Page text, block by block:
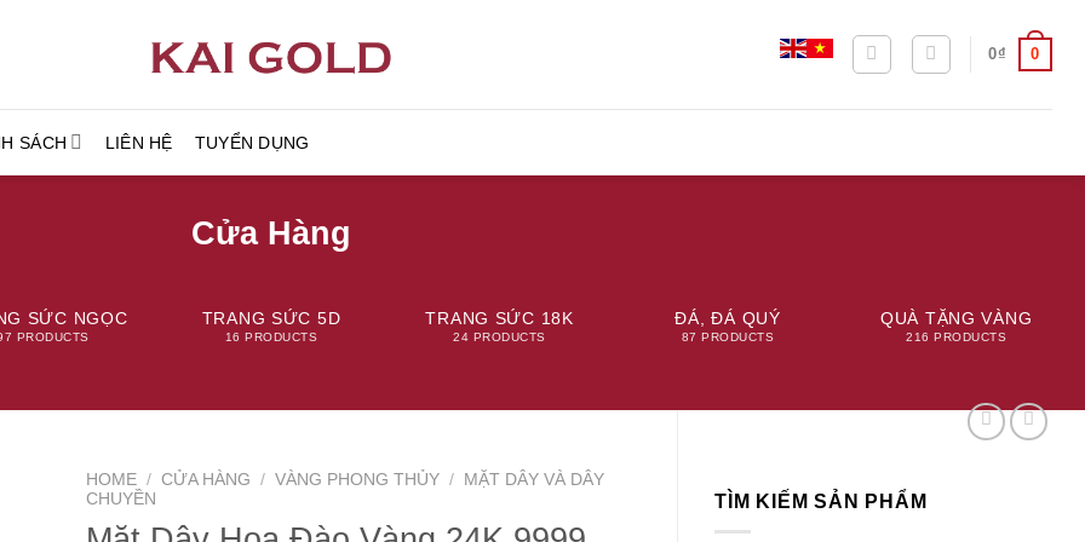
0₫ 0
SÁCH LIÊN HỆ TUYỂN DỤNG
Cửa Hàng
SỨC NGỌC
PRODUCTS
TRANG SỨC 5D
16 PRODUCTS
TRANG SỨC 18K
24 PRODUCTS
ĐÁ, ĐÁ QUÝ
87 PRODUCTS
QUÀ TẶNG VÀNG
216 PRODUCTS
TÌM KIẾM SẢN PHẨM
HOME / CỬA HÀNG / VÀNG PHONG THỦY /
MẶT DÂY VÀ DÂY
CHUYỀN